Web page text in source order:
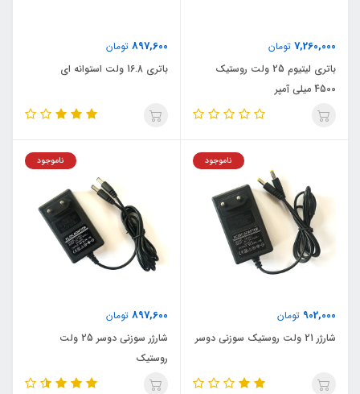
7,260,000 تومان
باتری لیتیوم 25 ولت روستیک
4500 میلی آمپر
897,600 تومان
باتری 16.8 ولت استوانه ای
902,000 تومان
ناموجود
شارژر 21 ولت روستیک سوزنی دوسر
897,600 تومان
ناموجود
شارژر سوزنی دوسر 25 ولت
روستیک